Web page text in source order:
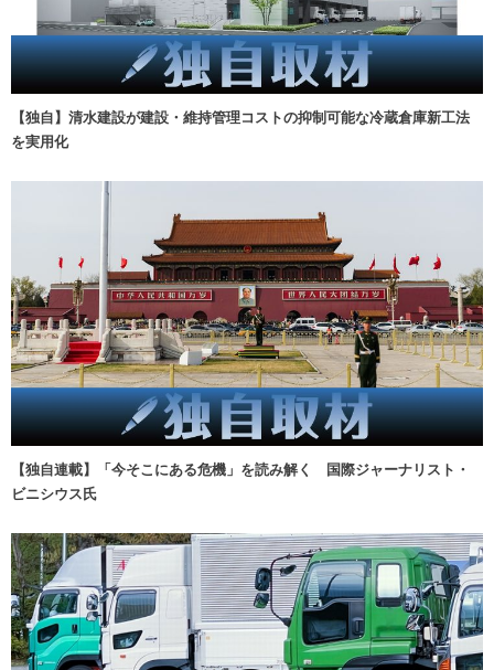
【独自】清水建設が建設・維持管理コストの抑制可能な冷蔵倉庫新工法
を実用化
【独自連載】「今そこにある危機」を読み解く 国際ジャーナリスト・
ビニシウス氏